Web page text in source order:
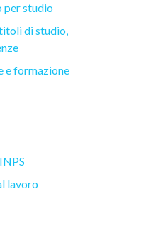
per studio
di studio,
e formazione
lavoro